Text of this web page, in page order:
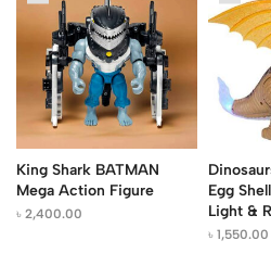
King Shark BATMAN
Mega Action Figure
৳ 2,400.00
Egg
Light &
৳1,550.00